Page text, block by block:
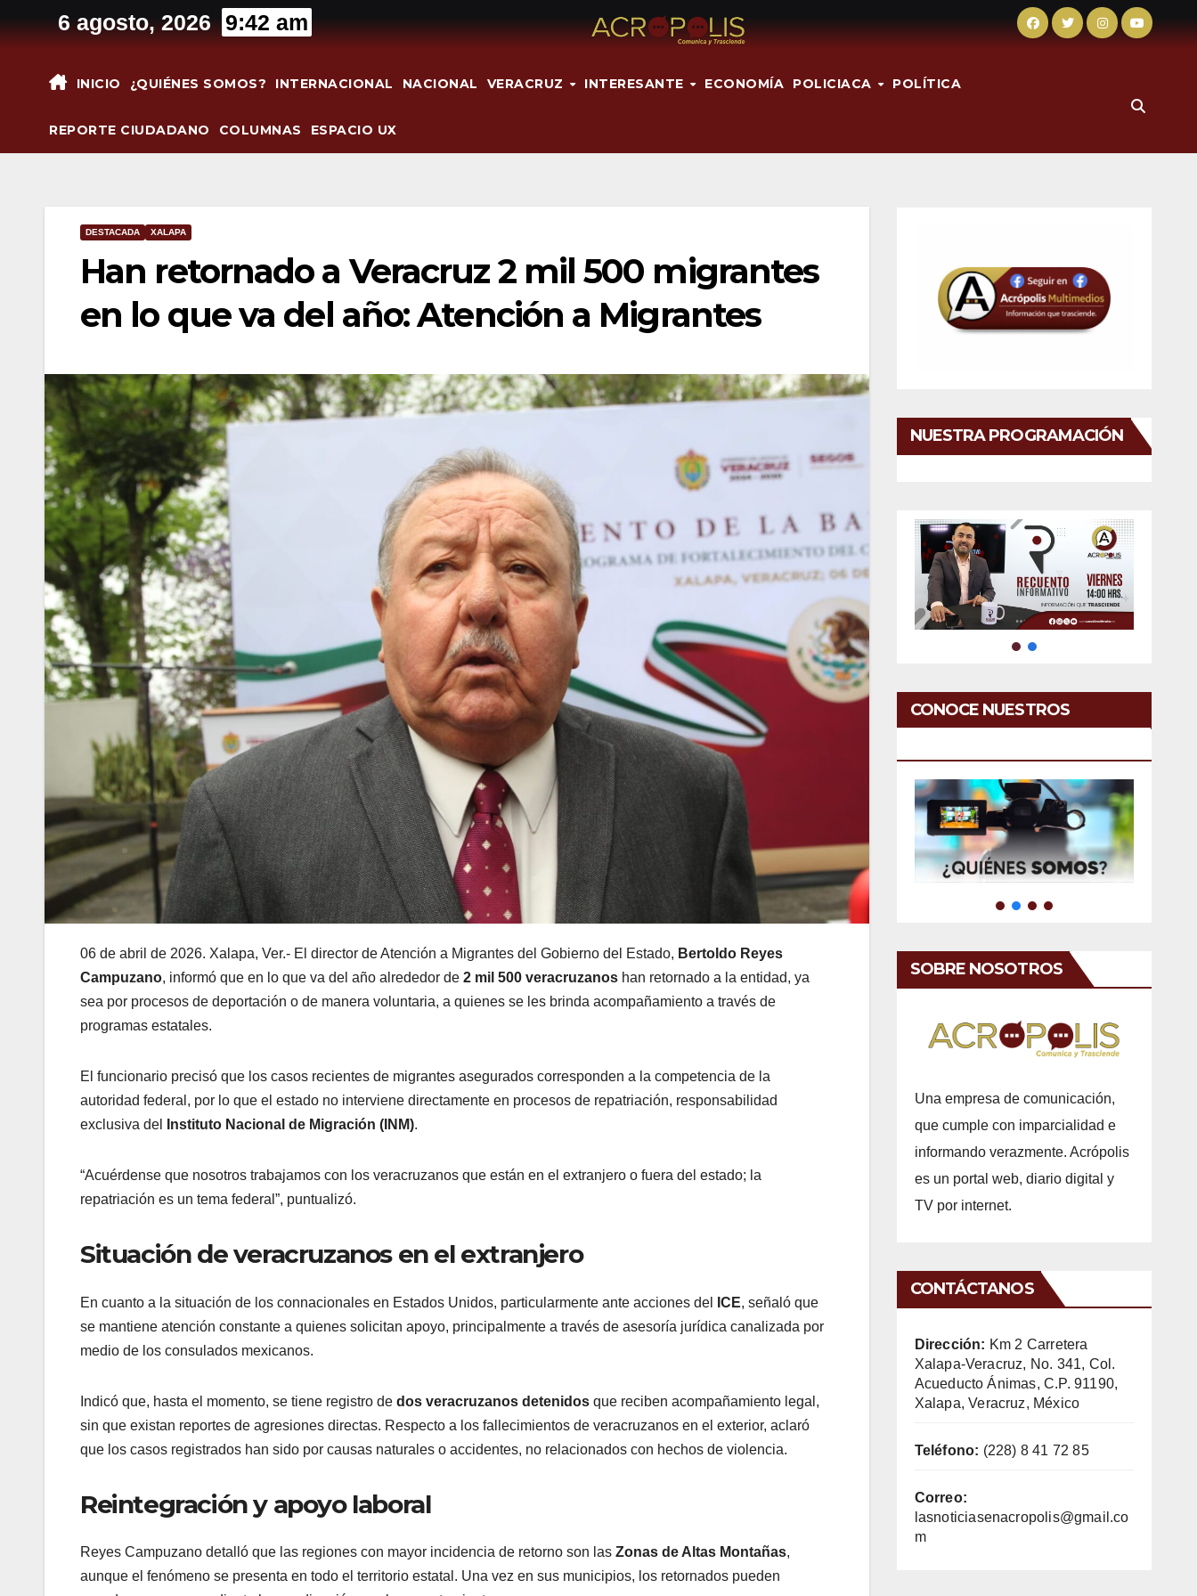
al
6 agosto, 2026 9:42 am
INICIO ¿QUIÉNES SOMOS? INTERNACIONAL NACIONAL VERACRUZ INTERESANTE ECONOMÍA POLICIACA POLÍTICA
REPORTE CIUDADANO COLUMNAS ESPACIO UX
DESTACADA XALAPA
Han retornado a Veracruz 2 mil 500 migrantes
en lo que va del año: Atención a Migrantes
06 de abril de 2026. Xalapa, Ver.- El director de Atención a Migrantes del Gobierno del Estado, Bertoldo Reyes
Campuzano, informó que en lo que va del año alrededor de 2 mil 500 veracruzanos han retornado a la entidad, ya
sea por procesos de deportación o de manera voluntaria, a quienes se les brinda acompañamiento a través de
programas estatales.
El funcionario precisó que los casos recientes de migrantes asegurados corresponden a la competencia de la
autoridad federal, por lo que el estado no interviene directamente en procesos de repatriación, responsabilidad
exclusiva del
Instituto Nacional de Migración (INM).
“Acuérdense que nosotros trabajamos con los veracruzanos que están en el extranjero o fuera del estado; la
repatriación es un tema federal”, puntualizó.
Situación de veracruzanos en el extranjero
En cuanto a la situación de los connacionales en Estados Unidos, particularmente ante acciones del ICE, señaló que
se mantiene atención constante a quienes solicitan apoyo, principalmente a través de asesoría jurídica canalizada por
medio de los consulados mexicanos.
Indicó que, hasta el momento, se tiene registro de dos veracruzanos detenidos que reciben acompañamiento legal,
sin que existan reportes de agresiones directas. Respecto a los fallecimientos de veracruzanos en el exterior, aclaró
que los casos registrados han sido por causas naturales o accidentes, no relacionados con hechos de violencia.
Reintegración y apoyo laboral
Reyes Campuzano detalló que las regiones con mayor incidencia de retorno son las Zonas de Altas Montañas,
aunque el fenómeno se presenta en todo el territorio estatal. Una vez en sus municipios, los retornados pueden
NUESTRA PROGRAMACIÓN
CONOCE NUESTROS
SOBRE NOSOTROS
Una empresa de comunicación,
que cumple con imparcialidad e
informando verazmente. Acrópolis
es un portal web, diario digital y
TV por internet.
CONTÁCTANOS
Dirección: Km 2 Carretera
Xalapa-Veracruz, No. 341, Col.
Acueducto Ánimas, C.P. 91190,
Xalapa, Veracruz, México
Teléfono: (228) 8 41 72 85
Correo:
lasnoticiasenacropolis@gmail.co
m